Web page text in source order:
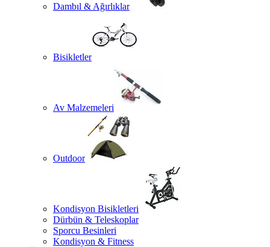
Dambıl & Ağırlıklar
Bisikletler
Av Malzemeleri
Outdoor
Kondisyon Bisikletleri
Dürbün & Teleskoplar
Sporcu Besinleri
Kondisyon & Fitness